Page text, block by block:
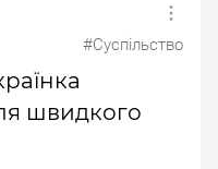
#Суспільство
швидкого